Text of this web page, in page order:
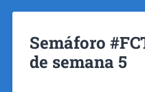
Semáforo
de semana 5